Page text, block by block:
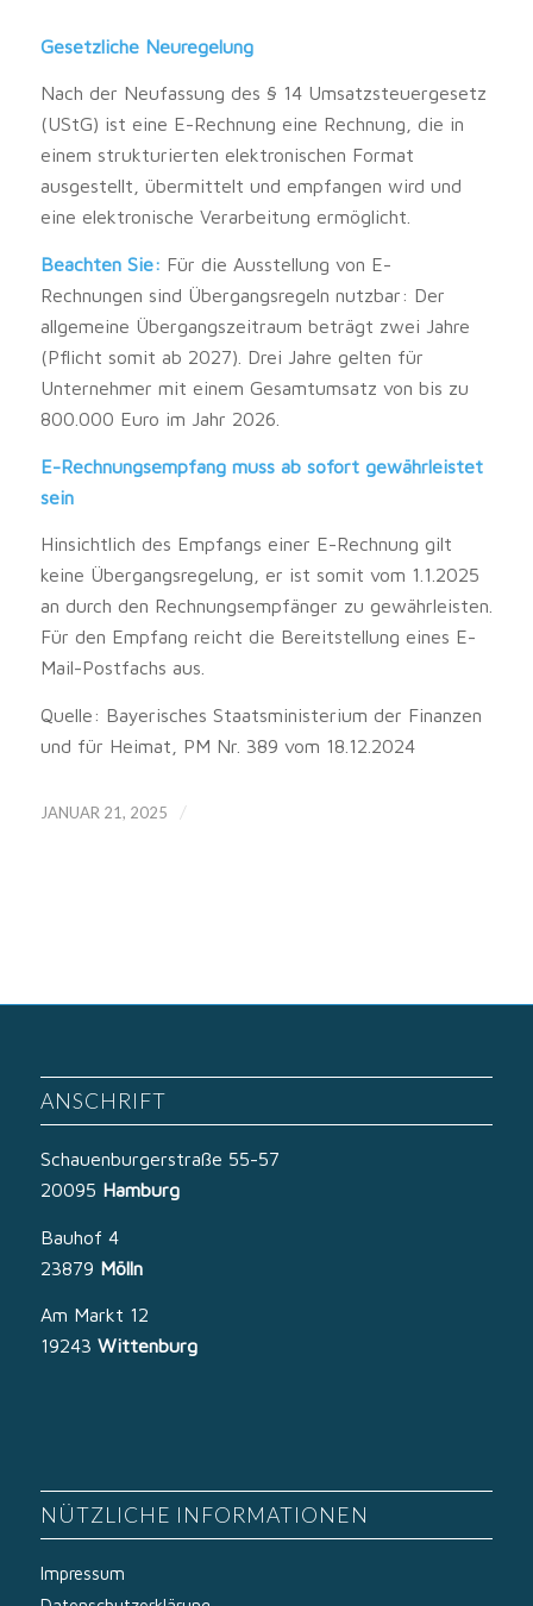
Gesetzliche Neuregelung
Nach der Neufassung des § 14 Umsatzsteuergesetz
(UStG) ist eine E-Rechnung eine Rechnung, die in
einem strukturierten elektronischen Format
ausgestellt, übermittelt und empfangen wird und
eine elektronische Verarbeitung ermöglicht.
Beachten Sie: Für die Ausstellung von E-
Rechnungen sind Übergangsregeln nutzbar: Der
allgemeine Übergangszeitraum beträgt zwei Jahre
(Pflicht somit ab 2027). Drei Jahre gelten für
Unternehmer mit einem Gesamtumsatz von bis zu
800.000 Euro im Jahr 2026.
E-Rechnungsempfang muss ab sofort gewährleistet
sein
Hinsichtlich des Empfangs einer E-Rechnung gilt
keine Übergangsregelung, er ist somit vom 1.1.2025
an durch den Rechnungsempfänger zu gewährleisten.
Für den Empfang reicht die Bereitstellung eines E-
Mail-Postfachs aus.
Quelle: Bayerisches Staatsministerium der Finanzen
und für Heimat, PM Nr. 389 vom 18.12.2024
JANUAR 21, 2025 /
ANSCHRIFT
Schauenburgerstraße 55-57
20095 Hamburg
Bauhof 4
23879 Mölln
Am Markt 12
19243 Wittenburg
NÜTZLICHE INFORMATIONEN
Impressum